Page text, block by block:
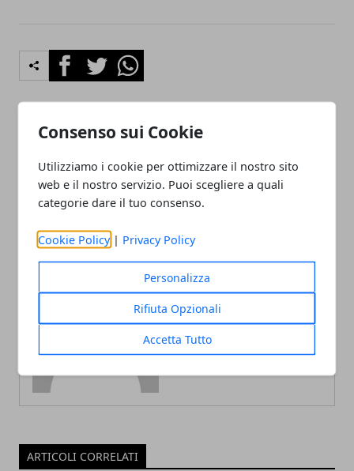
Consenso sui Cookie
Utilizziamo i cookie per ottimizzare il nostro sito
web e il nostro servizio. Puoi scegliere a quali
categorie dare il tuo consenso.
Cookie Policy | Privacy Policy
Personalizza
Rifiuta Opzionali
Accetta Tutto
FacebookTwitterWhatsapp
Arredare Casa Roma
Onoranze Funebri e
ornamenti Milano
Redazione
ARTICOLI CORRELATI